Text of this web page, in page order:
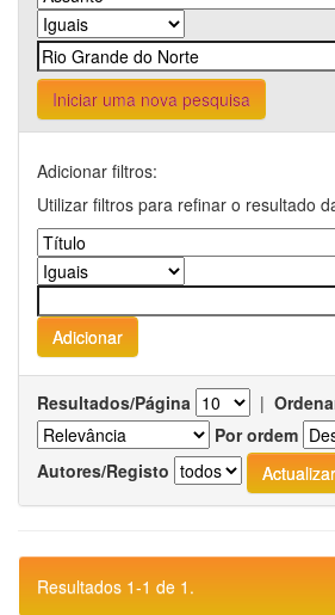
Iniciar uma nova pesquisa
Adicionar filtros:
Utilizar filtros para refinar o resultado
Resultados/Página |
Por ordem
Autores/Registo
Resultados 1-1 de 1.